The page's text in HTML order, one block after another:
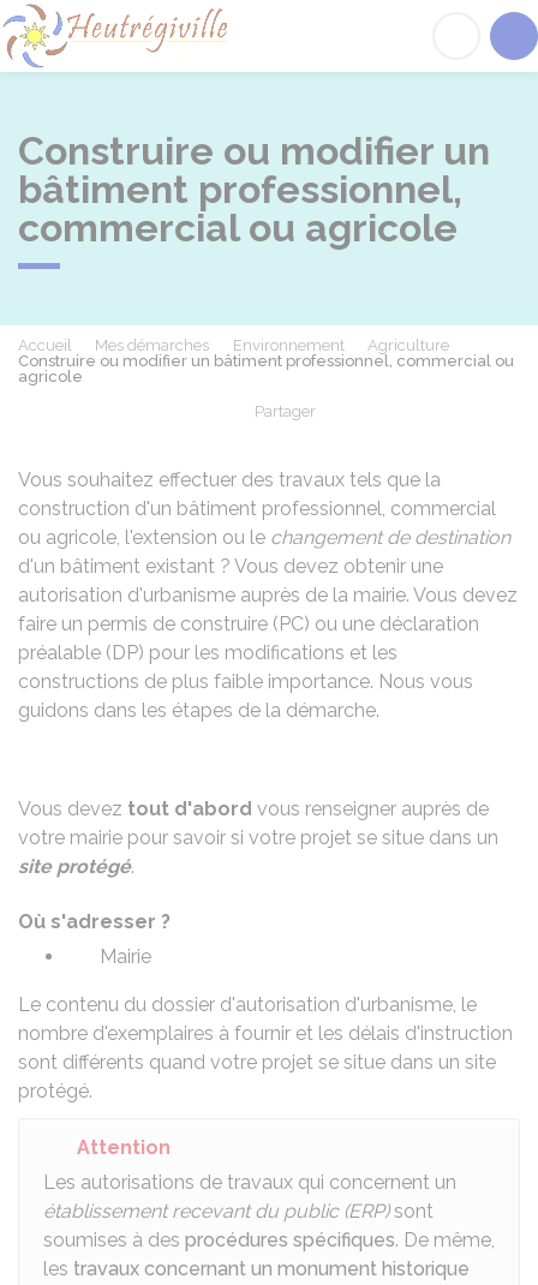
Construire ou modifier un
bâtiment professionnel,
commercial ou agricole
Accueil Mes démarches Environnement
Agriculture
Construire ou modifier un bâtiment professionnel, commercial ou
agricole
Partager
Vous souhaitez effectuer des travaux tels que la
construction d'un bâtiment professionnel, commercial
ou agricole, l'extension ou le changement de destination
d'un bâtiment existant ? Vous devez obtenir une
autorisation d'urbanisme auprès de la mairie. Vous devez
faire un permis de construire (PC) ou une déclaration
préalable (DP) pour les modifications et les
constructions de plus faible importance. Nous vous
guidons dans les étapes de la démarche.
Vous devez tout d'abord vous renseigner auprès de
votre mairie pour savoir si votre projet se situe dans un
site protégé.
Où s'adresser ?
Mairie
Le contenu du dossier d'autorisation d'urbanisme, le
nombre d'exemplaires à fournir et les délais d'instruction
sont différents quand votre projet se situe dans un site
protégé.
Attention
Les autorisations de travaux qui concernent un
établissement recevant du public (ERP)sont
soumises à des procédures spécifiques. De même,
les travaux concernant un monument historique